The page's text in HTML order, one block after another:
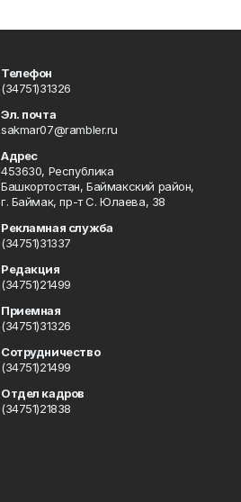
Телефон
(34751)31326
Эл. почта
sakmar07@rambler.ru
Адрес
453630, Республика
Башкортостан, Баймакский район,
г. Баймак, пр-т С. Юлаева, 38
Рекламная служба
(34751)31337
Редакция
(34751)21499
Приемная
(34751)31326
Сотрудничество
(34751)21499
Отдел кадров
(34751)21838